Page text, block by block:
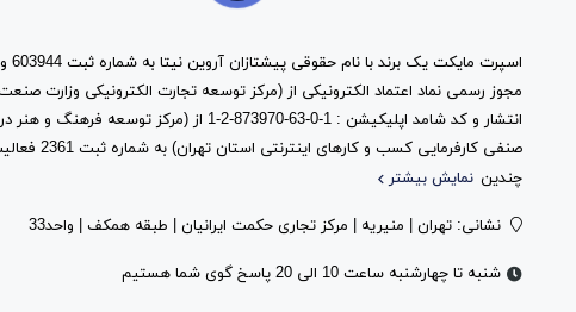
مجوز رسمی نماد اعتماد الکترونیکی از (مرکز توسعه تجارت الکترونیکی وزارت
انتشار و کد شامد اپلیکیشن : 1-0-63-873970-2-1 از
صنفی
چندین نمایش بیشتر
نشانی: تهران | منیریه | مرکز تجاری حکمت ایرانیان | طبقه همکف | واحد33
شنبه تا چهارشنبه ساعت 10 الی 20 پاسخ گوی شما هستیم